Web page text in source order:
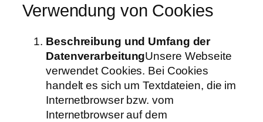
Verwendung von Cookies
Beschreibung und Umfang der
DatenverarbeitungUnsere Webseite
verwendet Cookies. Bei Cookies
handelt es sich um Textdateien, die im
Internetbrowser bzw. vom
Internetbrowser auf dem